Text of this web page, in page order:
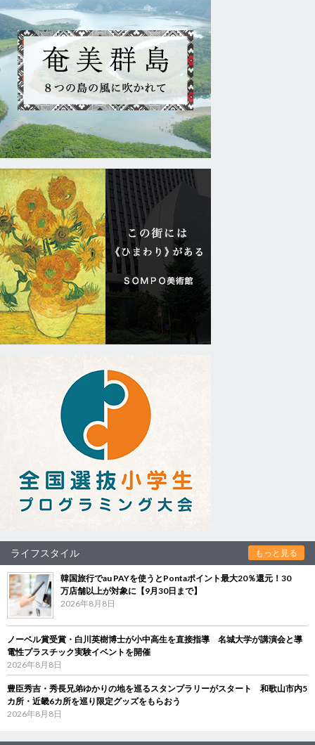
ライフスタイル もっと見る
韓国旅行でau PAYを使うとPontaポイント最大20％還元！30
万店舗以上が対象に【9月30日まで】
2026年8月8日
ノーベル賞受賞・白川英樹博士が小中高生を直接指導 名城大学が講演会と導
電性プラスチック実験イベントを開催
2026年8月8日
豊臣秀吉・秀長兄弟ゆかりの地を巡るスタンプラリーがスタート 和歌山市内5
カ所・近畿6カ所を巡り限定グッズをもらおう
2026年8月8日